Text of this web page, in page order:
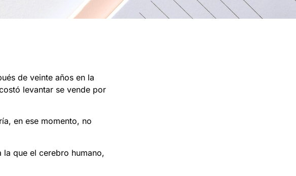
de veinte años en la
levantar se vende por
en ese momento, no
que el cerebro humano,